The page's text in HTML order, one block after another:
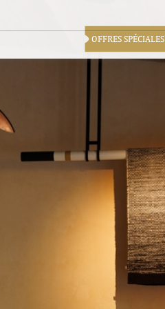
OFFRES SPÉCIALES
notre boutique. L’excellence Sothys®
à la maison qu’au sein de notre Spa